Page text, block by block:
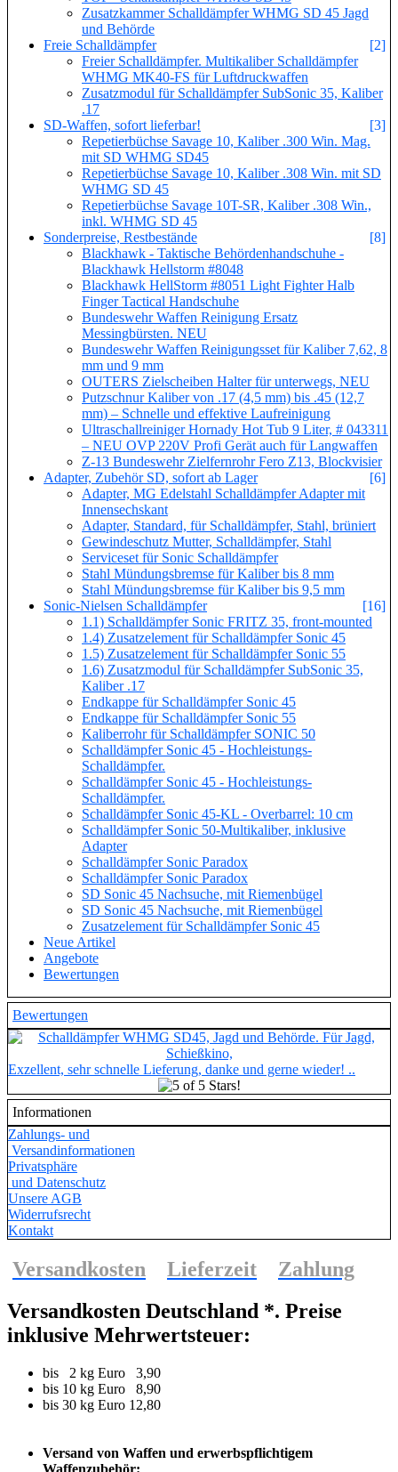
Zusatzkammer Schalldämpfer WHMG SD 45 Jagd
und Behörde
Freie Schalldämpfer
[2]
Freier Schalldämpfer. Multikaliber Schalldämpfer
WHMG MK40-FS für Luftdruckwaffen
Zusatzmodul für Schalldämpfer SubSonic 35, Kaliber
.17
SD-Waffen, sofort lieferbar!
[3]
Repetierbüchse Savage 10, Kaliber .300 Win. Mag.
mit SD WHMG SD45
Repetierbüchse Savage 10, Kaliber .308 Win. mit SD
WHMG SD 45
Repetierbüchse Savage 10T-SR, Kaliber .308 Win.,
inkl. WHMG SD 45
Sonderpreise, Restbestände
[8]
Blackhawk - Taktische Behördenhandschuhe -
Blackhawk Hellstorm #8048
Blackhawk HellStorm #8051 Light Fighter Halb
Finger Tactical Handschuhe
Bundeswehr Waffen Reinigung Ersatz
Messingbürsten. NEU
Bundeswehr Waffen Reinigungsset für Kaliber 7,62, 8
mm und 9 mm
OUTERS Zielscheiben Halter für unterwegs, NEU
Putzschnur Kaliber von .17 (4,5 mm) bis .45 (12,7
mm) – Schnelle und effektive Laufreinigung
Ultraschallreiniger Hornady Hot Tub 9 Liter, # 043311
– NEU OVP 220V Profi Gerät auch für Langwaffen
Z-13 Bundeswehr Zielfernrohr Fero Z13, Blockvisier
Adapter, Zubehör SD, sofort ab Lager
[6]
Adapter, MG Edelstahl Schalldämpfer Adapter mit
Innensechskant
Adapter, Standard, für Schalldämpfer, Stahl, brüniert
Gewindeschutz Mutter, Schalldämpfer, Stahl
Serviceset für Sonic Schalldämpfer
Stahl Mündungsbremse für Kaliber bis 8 mm
Stahl Mündungsbremse für Kaliber bis 9,5 mm
Sonic-Nielsen Schalldämpfer
[16]
1.1) Schalldämpfer Sonic FRITZ 35, front-mounted
1.4) Zusatzelement für Schalldämpfer Sonic 45
1.5) Zusatzelement für Schalldämpfer Sonic 55
1.6) Zusatzmodul für Schalldämpfer SubSonic 35,
Kaliber .17
Endkappe für Schalldämpfer Sonic 45
Endkappe für Schalldämpfer Sonic 55
Kaliberrohr für Schalldämpfer SONIC 50
Schalldämpfer Sonic 45 - Hochleistungs-
Schalldämpfer.
Schalldämpfer Sonic 45 - Hochleistungs-
Schalldämpfer.
Schalldämpfer Sonic 45-KL - Overbarrel: 10 cm
Schalldämpfer Sonic 50-Multikaliber, inklusive
Adapter
Schalldämpfer Sonic Paradox
Schalldämpfer Sonic Paradox
SD Sonic 45 Nachsuche, mit Riemenbügel
SD Sonic 45 Nachsuche, mit Riemenbügel
Zusatzelement für Schalldämpfer Sonic 45
Neue Artikel
Angebote
Bewertungen
Bewertungen
Exzellent, sehr schnelle Lieferung, danke und gerne wieder! ..
Informationen
Zahlungs- und
Versandinformationen
Privatsphäre
und Datenschutz
Unsere AGB
Widerrufsrecht
Kontakt
Versandkosten Lieferzeit
Zahlung
Versandkosten Deutschland *. Preise
inklusive Mehrwertsteuer:
bis 2 kg Euro 3,90
bis 10 kg Euro 8,90
bis 30 kg Euro 12,80
Versand von Waffen und erwerbspflichtigem
Waffenzubehör: